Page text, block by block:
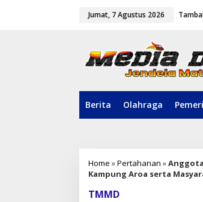
Jumat, 7 Agustus 2026
Berita Olahraga
Home »Pertahanan »
Kampung Aroa serta
TMMD